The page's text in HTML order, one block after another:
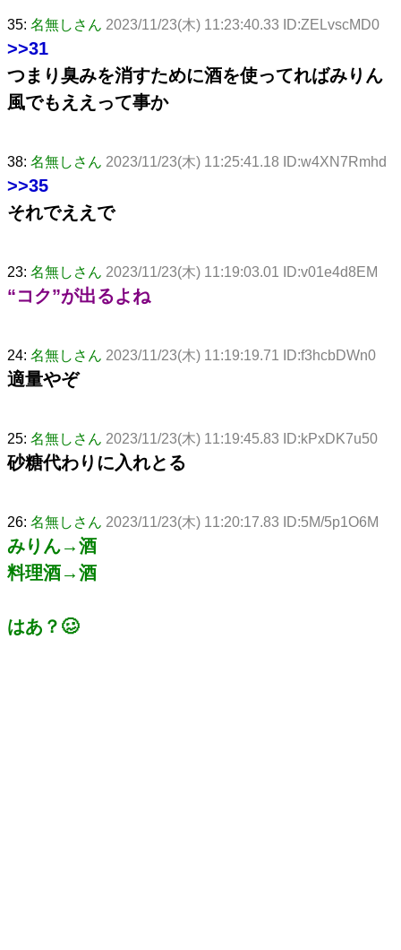
35: 名無しさん 2023/11/23(木) 11:23:40.33 ID:ZELvscMD0
>>31
つまり臭みを消すために酒を使ってればみりん
風でもええって事か
38: 名無しさん 2023/11/23(木) 11:25:41.18 ID:w4XN7Rmhd
>>35
それでええで
23: 名無しさん 2023/11/23(木) 11:19:03.01 ID:v01e4d8EM
“コク”が出るよね
24: 名無しさん 2023/11/23(木) 11:19:19.71 ID:f3hcbDWn0
適量やぞ
25: 名無しさん 2023/11/23(木) 11:19:45.83 ID:kPxDK7u50
砂糖代わりに入れとる
26: 名無しさん 2023/11/23(木) 11:20:17.83 ID:5M/5p1O6M
みりん→酒
料理酒→酒
はあ？🥴